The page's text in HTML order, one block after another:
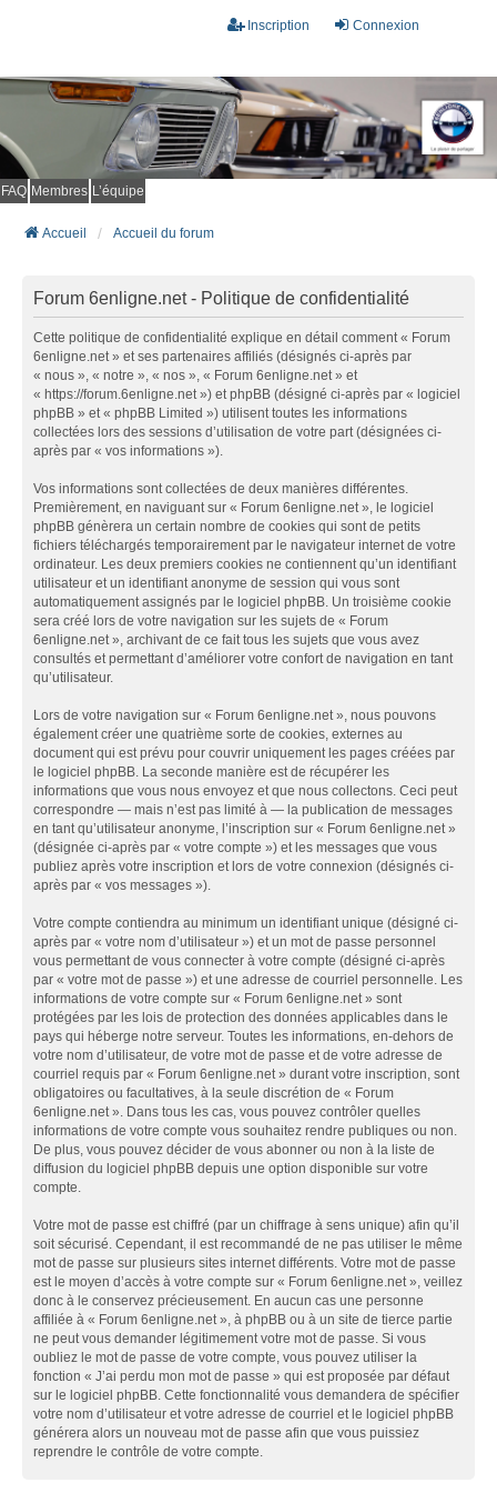
Connexion
Inscription
FAQ Membres L’équipe
Accueil Accueil du forum
Forum 6enligne.net - Politique de confidentialité
Cette politique de confidentialité explique en détail comment « Forum
6enligne.net » et ses partenaires affiliés (désignés ci-après par
« nous », « notre », « nos », « Forum 6enligne.net » et
« https://forum.6enligne.net ») et phpBB (désigné ci-après par « logiciel
phpBB » et « phpBB Limited ») utilisent toutes les informations
collectées lors des sessions d’utilisation de votre part (désignées ci-
après par « vos informations »).
Vos informations sont collectées de deux manières différentes.
Premièrement, en naviguant sur « Forum 6enligne.net », le logiciel
phpBB génèrera un certain nombre de cookies qui sont de petits
fichiers téléchargés temporairement par le navigateur internet de votre
ordinateur. Les deux premiers cookies ne contiennent qu’un identifiant
utilisateur et un identifiant anonyme de session qui vous sont
automatiquement assignés par le logiciel phpBB. Un troisième cookie
sera créé lors de votre navigation sur les sujets de « Forum
6enligne.net », archivant de ce fait tous les sujets que vous avez
consultés et permettant d’améliorer votre confort de navigation en tant
qu’utilisateur.
Lors de votre navigation sur « Forum 6enligne.net », nous pouvons
également créer une quatrième sorte de cookies, externes au
document qui est prévu pour couvrir uniquement les pages créées par
le logiciel phpBB. La seconde manière est de récupérer les
informations que vous nous envoyez et que nous collectons. Ceci peut
correspondre — mais n’est pas limité à — la publication de messages
en tant qu’utilisateur anonyme, l’inscription sur « Forum 6enligne.net »
(désignée ci-après par « votre compte ») et les messages que vous
publiez après votre inscription et lors de votre connexion (désignés ci-
après par « vos messages »).
Votre compte contiendra au minimum un identifiant unique (désigné ci-
après par « votre nom d’utilisateur ») et un mot de passe personnel
vous permettant de vous connecter à votre compte (désigné ci-après
par « votre mot de passe ») et une adresse de courriel personnelle. Les
informations de votre compte sur « Forum 6enligne.net » sont
protégées par les lois de protection des données applicables dans le
pays qui héberge notre serveur. Toutes les informations, en-dehors de
votre nom d’utilisateur, de votre mot de passe et de votre adresse de
courriel requis par « Forum 6enligne.net » durant votre inscription, sont
obligatoires ou facultatives, à la seule discrétion de « Forum
6enligne.net ». Dans tous les cas, vous pouvez contrôler quelles
informations de votre compte vous souhaitez rendre publiques ou non.
De plus, vous pouvez décider de vous abonner ou non à la liste de
diffusion du logiciel phpBB depuis une option disponible sur votre
compte.
Votre mot de passe est chiffré (par un chiffrage à sens unique) afin qu’il
soit sécurisé. Cependant, il est recommandé de ne pas utiliser le même
mot de passe sur plusieurs sites internet différents. Votre mot de passe
est le moyen d’accès à votre compte sur « Forum 6enligne.net », veillez
donc à le conservez précieusement. En aucun cas une personne
affiliée à « Forum 6enligne.net », à phpBB ou à un site de tierce partie
ne peut vous demander légitimement votre mot de passe. Si vous
oubliez le mot de passe de votre compte, vous pouvez utiliser la
fonction « J’ai perdu mon mot de passe » qui est proposée par défaut
sur le logiciel phpBB. Cette fonctionnalité vous demandera de spécifier
votre nom d’utilisateur et votre adresse de courriel et le logiciel phpBB
générera alors un nouveau mot de passe afin que vous puissiez
reprendre le contrôle de votre compte.